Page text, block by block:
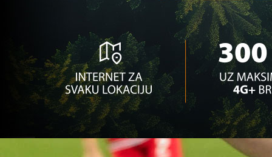
Tabaković u formi života: Postigao novi gol,